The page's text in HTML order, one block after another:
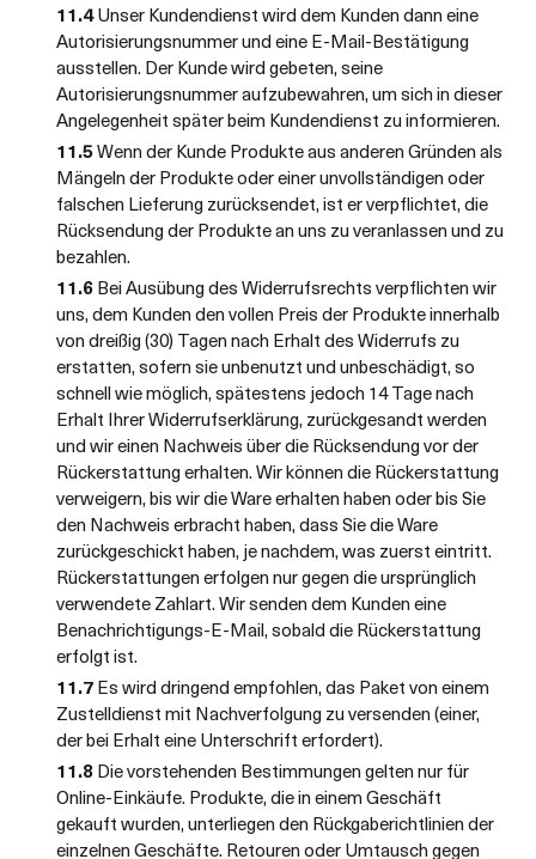
11.4Unser Kundendienst wird dem Kunden dann eine
Autorisierungsnummer und eine E-Mail-Bestätigung
ausstellen. Der Kunde wird gebeten, seine
Autorisierungsnummer aufzubewahren, um sich in dieser
Angelegenheit später beim Kundendienst zu informieren.
11.5Wenn der Kunde Produkte aus anderen Gründen als
Mängeln der Produkte oder einer unvollständigen oder
falschen Lieferung zurücksendet, ist er verpflichtet, die
Rücksendung der Produkte an uns zu veranlassen und zu
bezahlen.
11.6Bei Ausübung des Widerrufsrechts verpflichten wir
uns, dem Kunden den vollen Preis der Produkte innerhalb
von dreißig (30) Tagen nach Erhalt des Widerrufs zu
erstatten, sofern sie unbenutzt und unbeschädigt, so
schnell wie möglich, spätestens jedoch 14 Tage nach
Erhalt Ihrer Widerrufserklärung, zurückgesandt werden
und wir einen Nachweis über die Rücksendung vor der
Rückerstattung erhalten. Wir können die Rückerstattung
verweigern, bis wir die Ware erhalten haben oder bis Sie
den Nachweis erbracht haben, dass Sie die Ware
zurückgeschickt haben, je nachdem, was zuerst eintritt.
Rückerstattungen erfolgen nur gegen die ursprünglich
verwendete Zahlart. Wir senden dem Kunden eine
Benachrichtigungs-E-Mail, sobald die Rückerstattung
erfolgt ist.
11.7Es wird dringend empfohlen, das Paket von einem
Zustelldienst mit Nachverfolgung zu versenden (einer,
der bei Erhalt eine Unterschrift erfordert).
11.8Die vorstehenden Bestimmungen gelten nur für
Online-Einkäufe. Produkte, die in einem Geschäft
gekauft wurden, unterliegen den Rückgaberichtlinien der
einzelnen Geschäfte. Retouren oder Umtausch gegen